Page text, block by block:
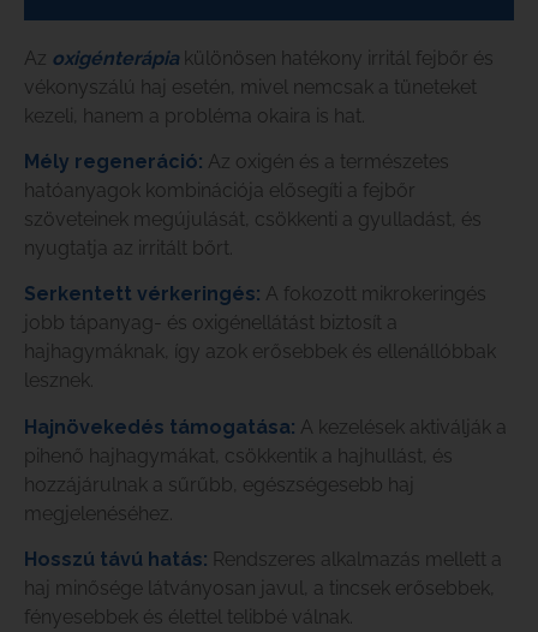
Az oxigénterápia különösen hatékony irritál fejbőr és
vékonyszálú haj esetén, mivel nemcsak a tüneteket
kezeli, hanem a probléma okaira is hat.
Mély regeneráció: Az oxigén és a természetes
hatóanyagok kombinációja elősegíti a fejbőr
szöveteinek megújulását, csökkenti a gyulladást, és
nyugtatja az irritált bőrt.
Serkentett vérkeringés: A fokozott mikrokeringés
jobb tápanyag- és oxigénellátást biztosít a
hajhagymáknak, így azok erősebbek és ellenállóbbak
lesznek.
Hajnövekedés támogatása: A kezelések aktiválják a
pihenő hajhagymákat, csökkentik a hajhullást, és
hozzájárulnak a sűrűbb, egészségesebb haj
megjelenéséhez.
Hosszú távú hatás: Rendszeres alkalmazás mellett a
haj minősége látványosan javul, a tincsek erősebbek,
fényesebbek és élettel telibbé válnak.